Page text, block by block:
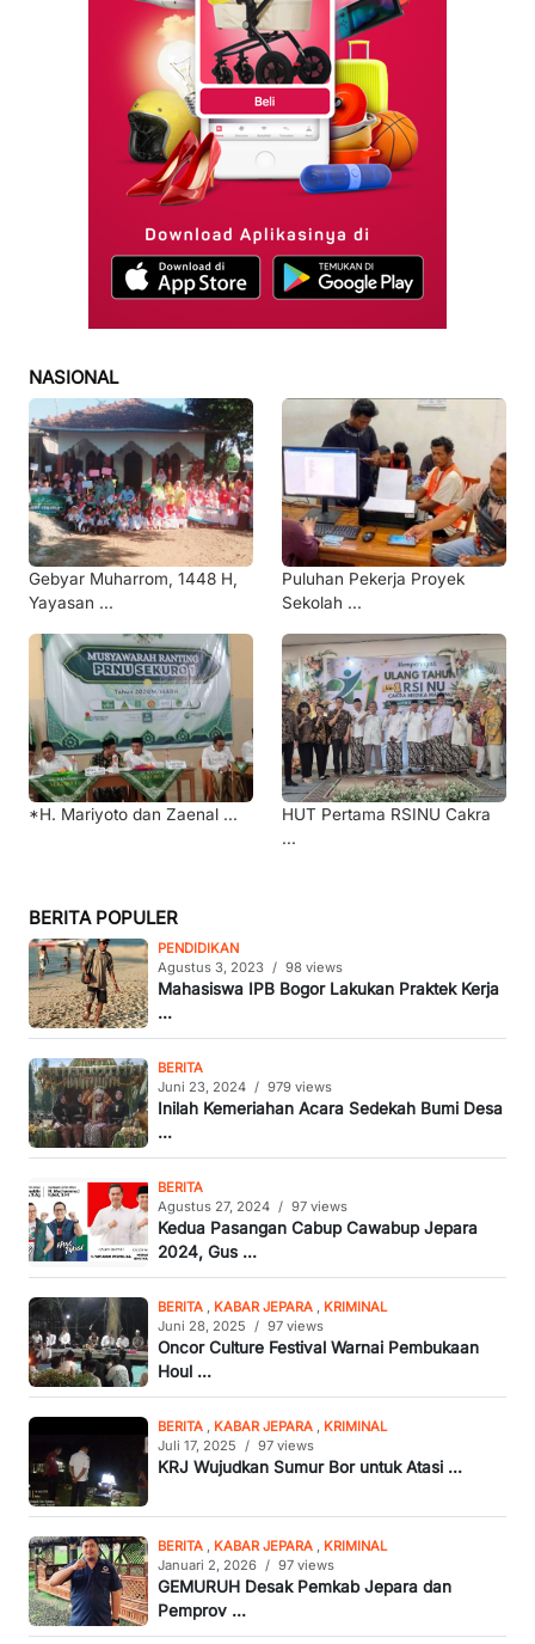
NASIONAL
Gebyar Muharrom, 1448 H,
Yayasan ...
Puluhan Pekerja Proyek
Sekolah ...
*H. Mariyoto dan Zaenal ...
HUT Pertama RSINU Cakra
...
BERITA POPULER
PENDIDIKAN
Agustus 3, 2023 / 98 views
Mahasiswa IPB Bogor Lakukan Praktek Kerja
...
BERITA
Juni 23, 2024 / 979 views
Inilah Kemeriahan Acara Sedekah Bumi Desa
...
BERITA
Agustus 27, 2024 / 97 views
Kedua Pasangan Cabup Cawabup Jepara
2024, Gus ...
BERITA , KABAR JEPARA , KRIMINAL
Juni 28, 2025 / 97 views
Oncor Culture Festival Warnai Pembukaan
Houl ...
BERITA , KABAR JEPARA , KRIMINAL
Juli 17, 2025 / 97 views
KRJ Wujudkan Sumur Bor untuk Atasi ...
BERITA , KABAR JEPARA , KRIMINAL
Januari 2, 2026 / 97 views
GEMURUH Desak Pemkab Jepara dan
Pemprov ...